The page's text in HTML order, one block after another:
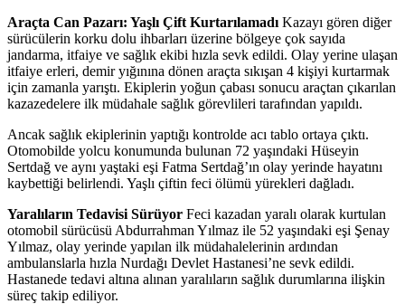
Araçta Can Pazarı: Yaşlı Çift Kurtarılamadı Kazayı gören diğer
sürücülerin korku dolu ihbarları üzerine bölgeye çok sayıda
jandarma, itfaiye ve sağlık ekibi hızla sevk edildi. Olay yerine ulaşan
itfaiye erleri, demir yığınına dönen araçta sıkışan 4 kişiyi kurtarmak
için zamanla yarıştı. Ekiplerin yoğun çabası sonucu araçtan çıkarılan
kazazedelere ilk müdahale sağlık görevlileri tarafından yapıldı.
Ancak sağlık ekiplerinin yaptığı kontrolde acı tablo ortaya çıktı.
Otomobilde yolcu konumunda bulunan 72 yaşındaki Hüseyin
Sertdağ ve aynı yaştaki eşi Fatma Sertdağ’ın olay yerinde hayatını
kaybettiği belirlendi. Yaşlı çiftin feci ölümü yürekleri dağladı.
Yaralıların Tedavisi Sürüyor Feci kazadan yaralı olarak kurtulan
otomobil sürücüsü Abdurrahman Yılmaz ile 52 yaşındaki eşi Şenay
Yılmaz, olay yerinde yapılan ilk müdahalelerinin ardından
ambulanslarla hızla Nurdağı Devlet Hastanesi’ne sevk edildi.
Hastanede tedavi altına alınan yaralıların sağlık durumlarına ilişkin
süreç takip ediliyor.